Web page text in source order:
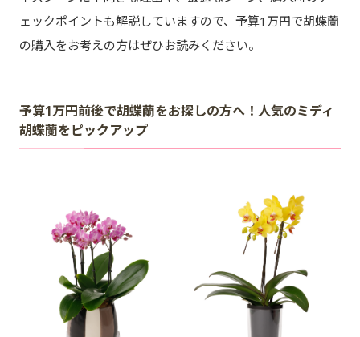
ェックポイントも解説していますので、予算1万円で胡蝶蘭
の購入をお考えの方はぜひお読みください。
予算1万円前後で胡蝶蘭をお探しの方へ！人気のミディ
胡蝶蘭をピックアップ